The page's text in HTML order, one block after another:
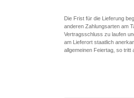
Die Frist für die Lieferung
anderen Zahlungsarten am
Vertragsschluss zu laufen
am Lieferort staatlich
allgemeinen Feiertag, so tritt